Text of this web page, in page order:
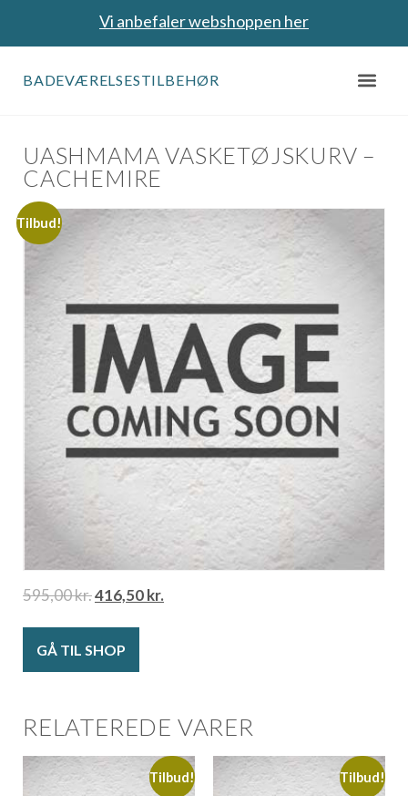
Vi anbefaler webshoppen her
BADEVÆRELSESTILBEHØR
UASHMAMA VASKETØJSKURV –
CACHEMIRE
Tilbud!
595,00kr.416,50kr.
GÅ TIL SHOP
RELATEREDE VARER
Tilbud! Tilbud!